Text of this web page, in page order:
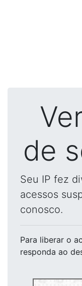
de
Seu IP fez
acessos
conosco.
Para liberar o
responda ao